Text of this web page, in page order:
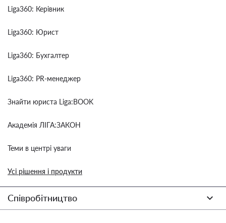
Liga360: Керівник
Liga360: Юрист
Liga360: Бухгалтер
Liga360: PR-менеджер
Знайти юриста Liga:BOOK
Академія ЛІГА:ЗАКОН
Теми в центрі уваги
Усі рішення і продукти
Співробітництво